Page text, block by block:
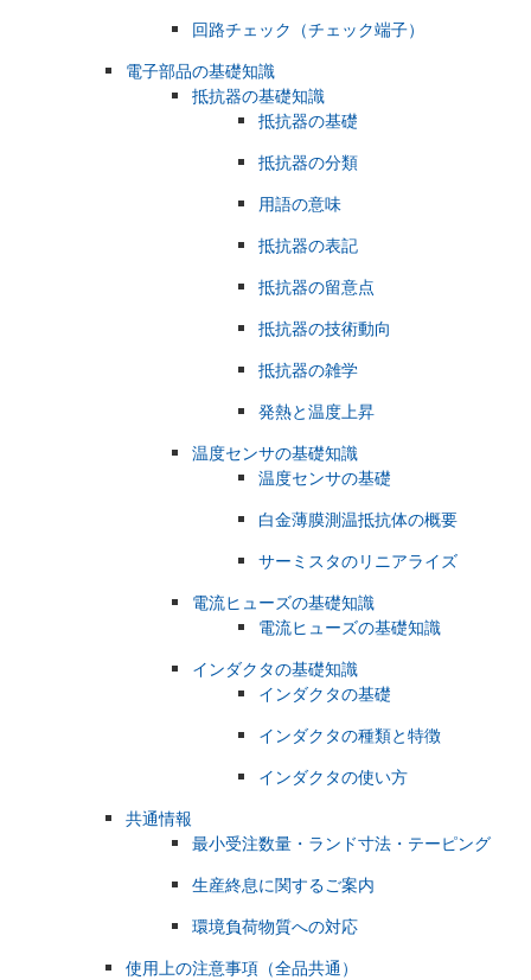
回路チェック（チェック端子）
電子部品の基礎知識
抵抗器の基礎知識
抵抗器の基礎
抵抗器の分類
用語の意味
抵抗器の表記
抵抗器の留意点
抵抗器の技術動向
抵抗器の雑学
発熱と温度上昇
温度センサの基礎知識
温度センサの基礎
白金薄膜測温抵抗体の概要
サーミスタのリニアライズ
電流ヒューズの基礎知識
電流ヒューズの基礎知識
インダクタの基礎知識
インダクタの基礎
インダクタの種類と特徴
インダクタの使い方
共通情報
最小受注数量・ランド寸法・テーピング
生産終息に関するご案内
環境負荷物質への対応
使用上の注意事項（全品共通）